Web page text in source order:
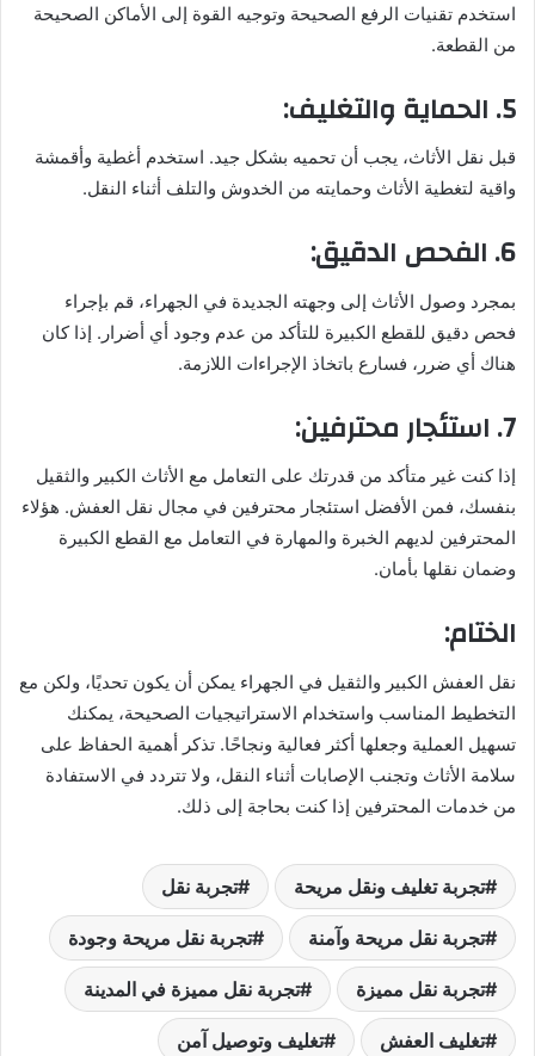
استخدم تقنيات الرفع الصحيحة وتوجيه القوة إلى الأماكن الصحيحة
من القطعة.
5. الحماية والتغليف:
قبل نقل الأثاث، يجب أن تحميه بشكل جيد. استخدم أغطية وأقمشة
واقية لتغطية الأثاث وحمايته من الخدوش والتلف أثناء النقل.
6. الفحص الدقيق:
بمجرد وصول الأثاث إلى وجهته الجديدة في الجهراء، قم بإجراء
فحص دقيق للقطع الكبيرة للتأكد من عدم وجود أي أضرار. إذا كان
هناك أي ضرر، فسارع باتخاذ الإجراءات اللازمة.
7. استئجار محترفين:
إذا كنت غير متأكد من قدرتك على التعامل مع الأثاث الكبير والثقيل
بنفسك، فمن الأفضل استئجار محترفين في مجال نقل العفش. هؤلاء
المحترفين لديهم الخبرة والمهارة في التعامل مع القطع الكبيرة
وضمان نقلها بأمان.
الختام:
نقل العفش الكبير والثقيل في الجهراء يمكن أن يكون تحديًا، ولكن مع
التخطيط المناسب واستخدام الاستراتيجيات الصحيحة، يمكنك
تسهيل العملية وجعلها أكثر فعالية ونجاحًا. تذكر أهمية الحفاظ على
سلامة الأثاث وتجنب الإصابات أثناء النقل، ولا تتردد في الاستفادة
من خدمات المحترفين إذا كنت بحاجة إلى ذلك.
تجربة تغليف ونقل مريحة تجربة نقل
تجربة نقل مريحة وآمنة تجربة نقل مريحة وجودة
تجربة نقل مميزة تجربة نقل مميزة في المدينة
تغليف العفش تغليف وتوصيل آمن